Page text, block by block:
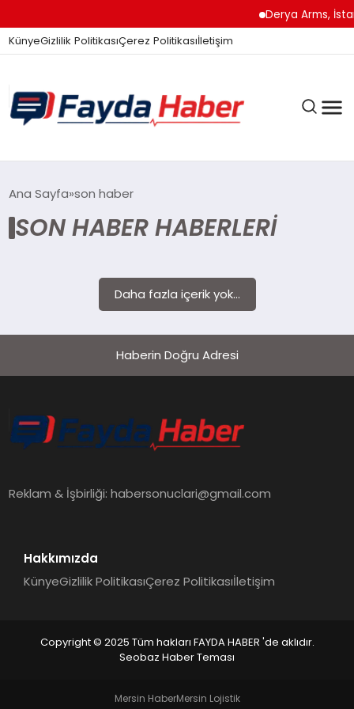
Derya Arms,
KünyeGizlilik PolitikasıÇerez Politikasıİletişim
GÜNDEM
SIYASET
MAGAZIN
Ana Sayfa son haber
SON HABER HABERLERI
Daha fazla içerik yok...
Haberin Doğru Adresi
Reklam & İşbirliği:habersonuclari@gmail.com
Hakkımızda
KünyeGizlilik PolitikasıÇerez Politikasıİletişim
Copyright © 2025 Tüm hakları FAYDA HABER 'de aklıdır.
Seobaz Haber Teması
Mersin HaberMersin Lojistik